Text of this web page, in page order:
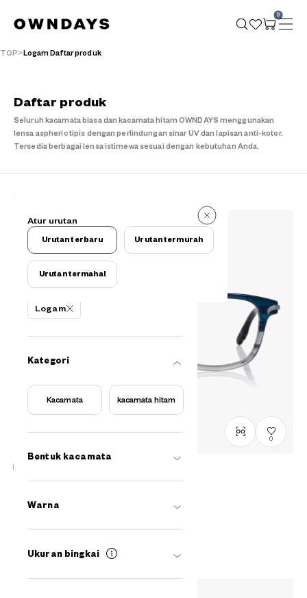
0
TOP Logam Daftar produk
Daftar produk
Seluruh kacamata biasa dan kacamata hitam OWNDAYS menggunakan
lensa aspheric tipis dengan perlindungan sinar UV dan lapisan anti-kotor.
Tersedia berbagai lensa istimewa sesuai dengan kebutuhan Anda.
117 buah
Kriteria filter
Logam
Kategori
Kacamata kacamata hitam
Bentuk kacamata
Warna
Ukuran bingkai
Atur urutan
Urutan terbaru Urutan termurah
Urutan termahal
0
Ravenclaw Model